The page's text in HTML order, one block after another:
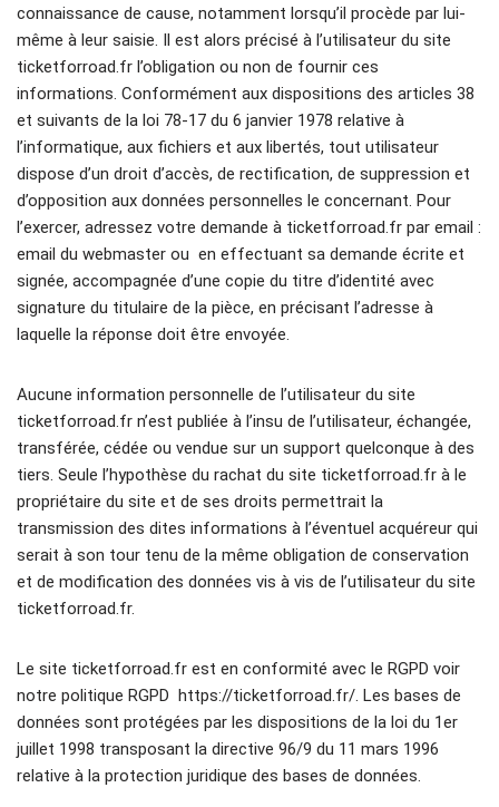
connaissance de cause, notamment lorsqu’il procède par lui-
même à leur saisie. Il est alors précisé à l’utilisateur du site
ticketforroad.fr l’obligation ou non de fournir ces
informations. Conformément aux dispositions des articles 38
et suivants de la loi 78-17 du 6 janvier 1978 relative à
l’informatique, aux fichiers et aux libertés, tout utilisateur
dispose d’un droit d’accès, de rectification, de suppression et
d’opposition aux données personnelles le concernant. Pour
l’exercer, adressez votre demande à ticketforroad.fr par email :
email du webmaster ou en effectuant sa demande écrite et
signée, accompagnée d’une copie du titre d’identité avec
signature du titulaire de la pièce, en précisant l’adresse à
laquelle la réponse doit être envoyée.
Aucune information personnelle de l’utilisateur du site
ticketforroad.fr n’est publiée à l’insu de l’utilisateur, échangée,
transférée, cédée ou vendue sur un support quelconque à des
tiers. Seule l’hypothèse du rachat du site ticketforroad.fr à le
propriétaire du site et de ses droits permettrait la
transmission des dites informations à l’éventuel acquéreur qui
serait à son tour tenu de la même obligation de conservation
et de modification des données vis à vis de l’utilisateur du site
ticketforroad.fr.
Le site ticketforroad.fr est en conformité avec le RGPD voir
notre politique RGPD https://ticketforroad.fr/. Les bases de
données sont protégées par les dispositions de la loi du 1er
juillet 1998 transposant la directive 96/9 du 11 mars 1996
relative à la protection juridique des bases de données.